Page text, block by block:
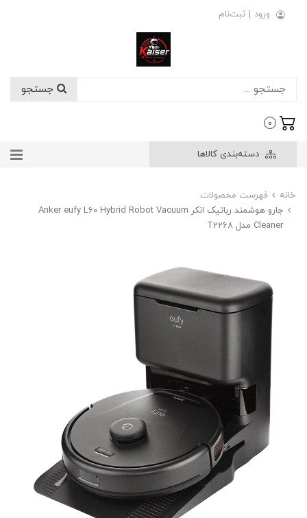
ورود | ثبت‌نام
0
دسته‌بندی کالاها
خانه
فهرست محصولات
جارو هوشمند رباتیک انکر Anker eufy L60 Hybrid Robot Vacuum
Cleaner مدل T2268